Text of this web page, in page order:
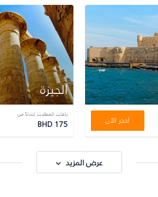
احجز الآن
الجيزة
باقات العطلات ابتداءً من
BHD 175
عرض المزيد